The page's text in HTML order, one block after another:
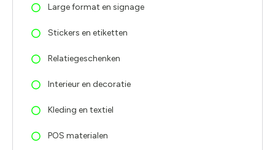
Large format en signage
Stickers en etiketten
Relatiegeschenken
Interieur en decoratie
Kleding en textiel
POS materialen